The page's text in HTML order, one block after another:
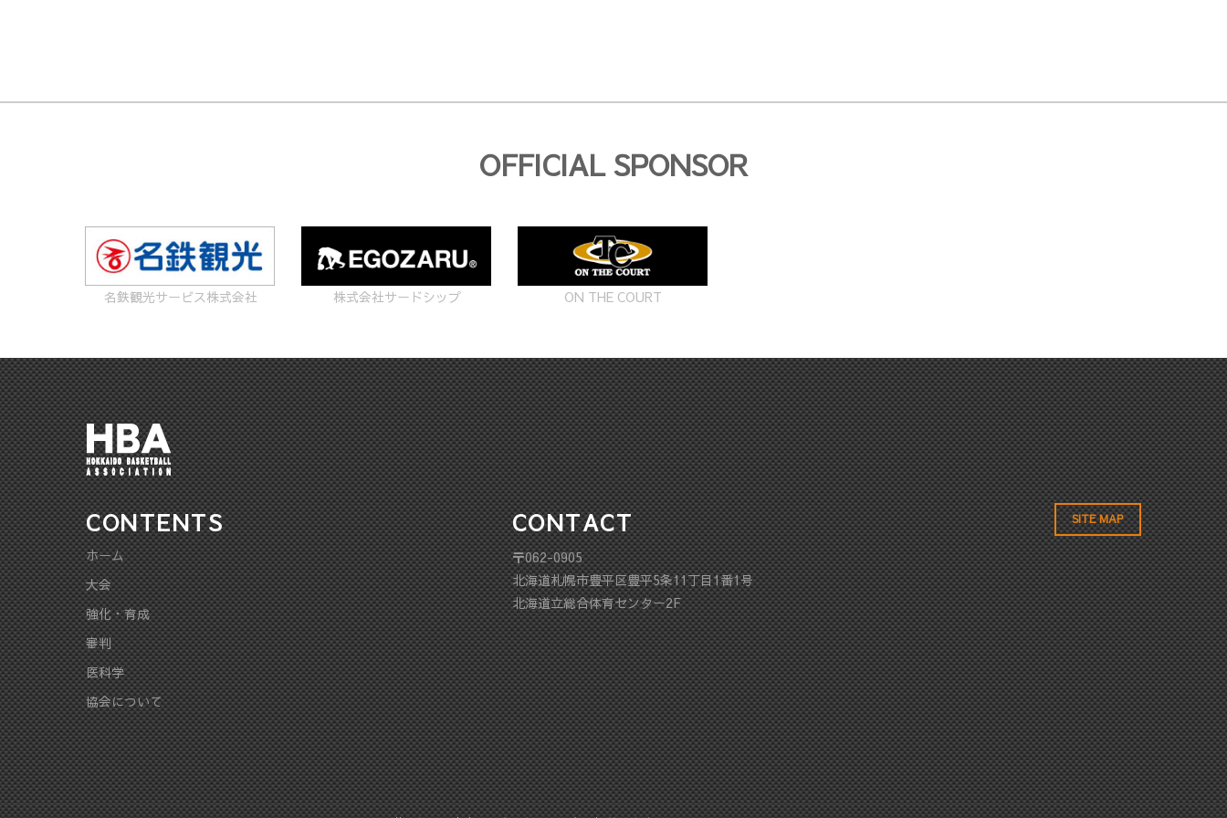
OFFICIAL SPONSOR
名鉄観光サービス株式会社 株式会社サードシップ ON THE COURT
CONTENTS
ホーム
大会
強化・育成
審判
医科学
協会について
CONTACT
〒062-0905
北海道札幌市豊平区豊平5条11丁目1番1号
北海道立総合体育センター2F
SITE MAP